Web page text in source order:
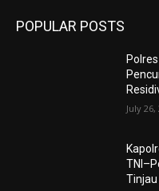
POPULAR POSTS
July 26,
Tinjau